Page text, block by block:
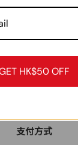
:
支付方式
HK$50 OFF